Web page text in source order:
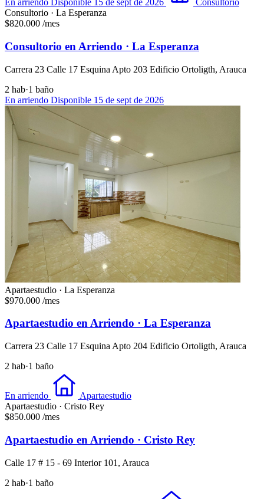
En arriendo Disponible 15 de sept de 2026
Consultorio
Consultorio · La Esperanza
$820.000 /mes
Consultorio en Arriendo · La Esperanza
Carrera 23 Calle 17 Esquina Apto 203 Edificio Ortoligth, Arauca
2 hab·1 baño
En arriendo Disponible 15 de sept de 2026
Apartaestudio · La Esperanza
$970.000 /mes
Apartaestudio en Arriendo · La Esperanza
Carrera 23 Calle 17 Esquina Apto 204 Edificio Ortoligth, Arauca
2 hab·1 baño
En arriendo
Apartaestudio
Apartaestudio · Cristo Rey
$850.000 /mes
Apartaestudio en Arriendo · Cristo Rey
Calle 17 # 15 - 69 Interior 101, Arauca
2 hab·1 baño